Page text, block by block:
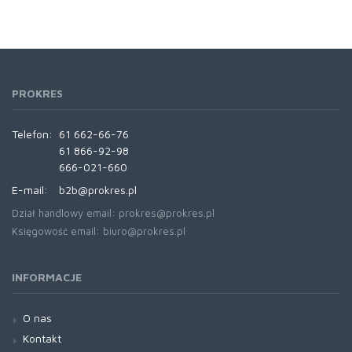
PROKRES
Telefon:
61 662-66-76
61 866-92-98
666-021-660
E-mail:
b2b@prokres.pl
Dział handlowy email: prokres@prokres.pl
Księgowość email: biuro@prokres.pl
INFORMACJE
O nas
Kontakt